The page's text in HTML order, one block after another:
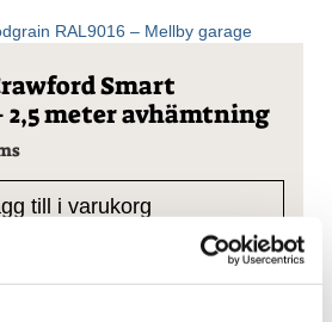
Smart
meter avhämtning
till i varukorg